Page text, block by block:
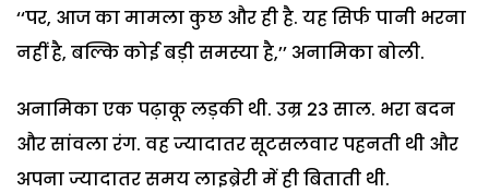
‘‘पर, आज का मामला कुछ और ही है. यह सिर्फ पानी भरना
नहीं है, बल्कि कोई बड़ी समस्या है,’’ अनामिका बोली.
अनामिका एक पढ़ाकू लड़की थी. उम्र 23 साल. भरा बदन
और सांवला रंग. वह ज्यादातर सूटसलवार पहनती थी और
अपना ज्यादातर समय लाइब्रेरी में ही बिताती थी.